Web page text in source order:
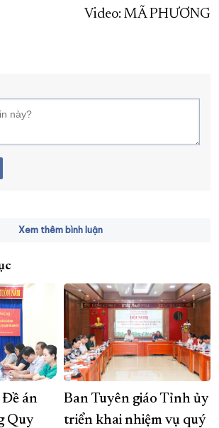
Video: MÃ PHƯƠNG
Xem thêm bình luận
Đề án
Quy
Ban Tuyên giáo Tỉnh ủy
triển khai nhiệm vụ quý